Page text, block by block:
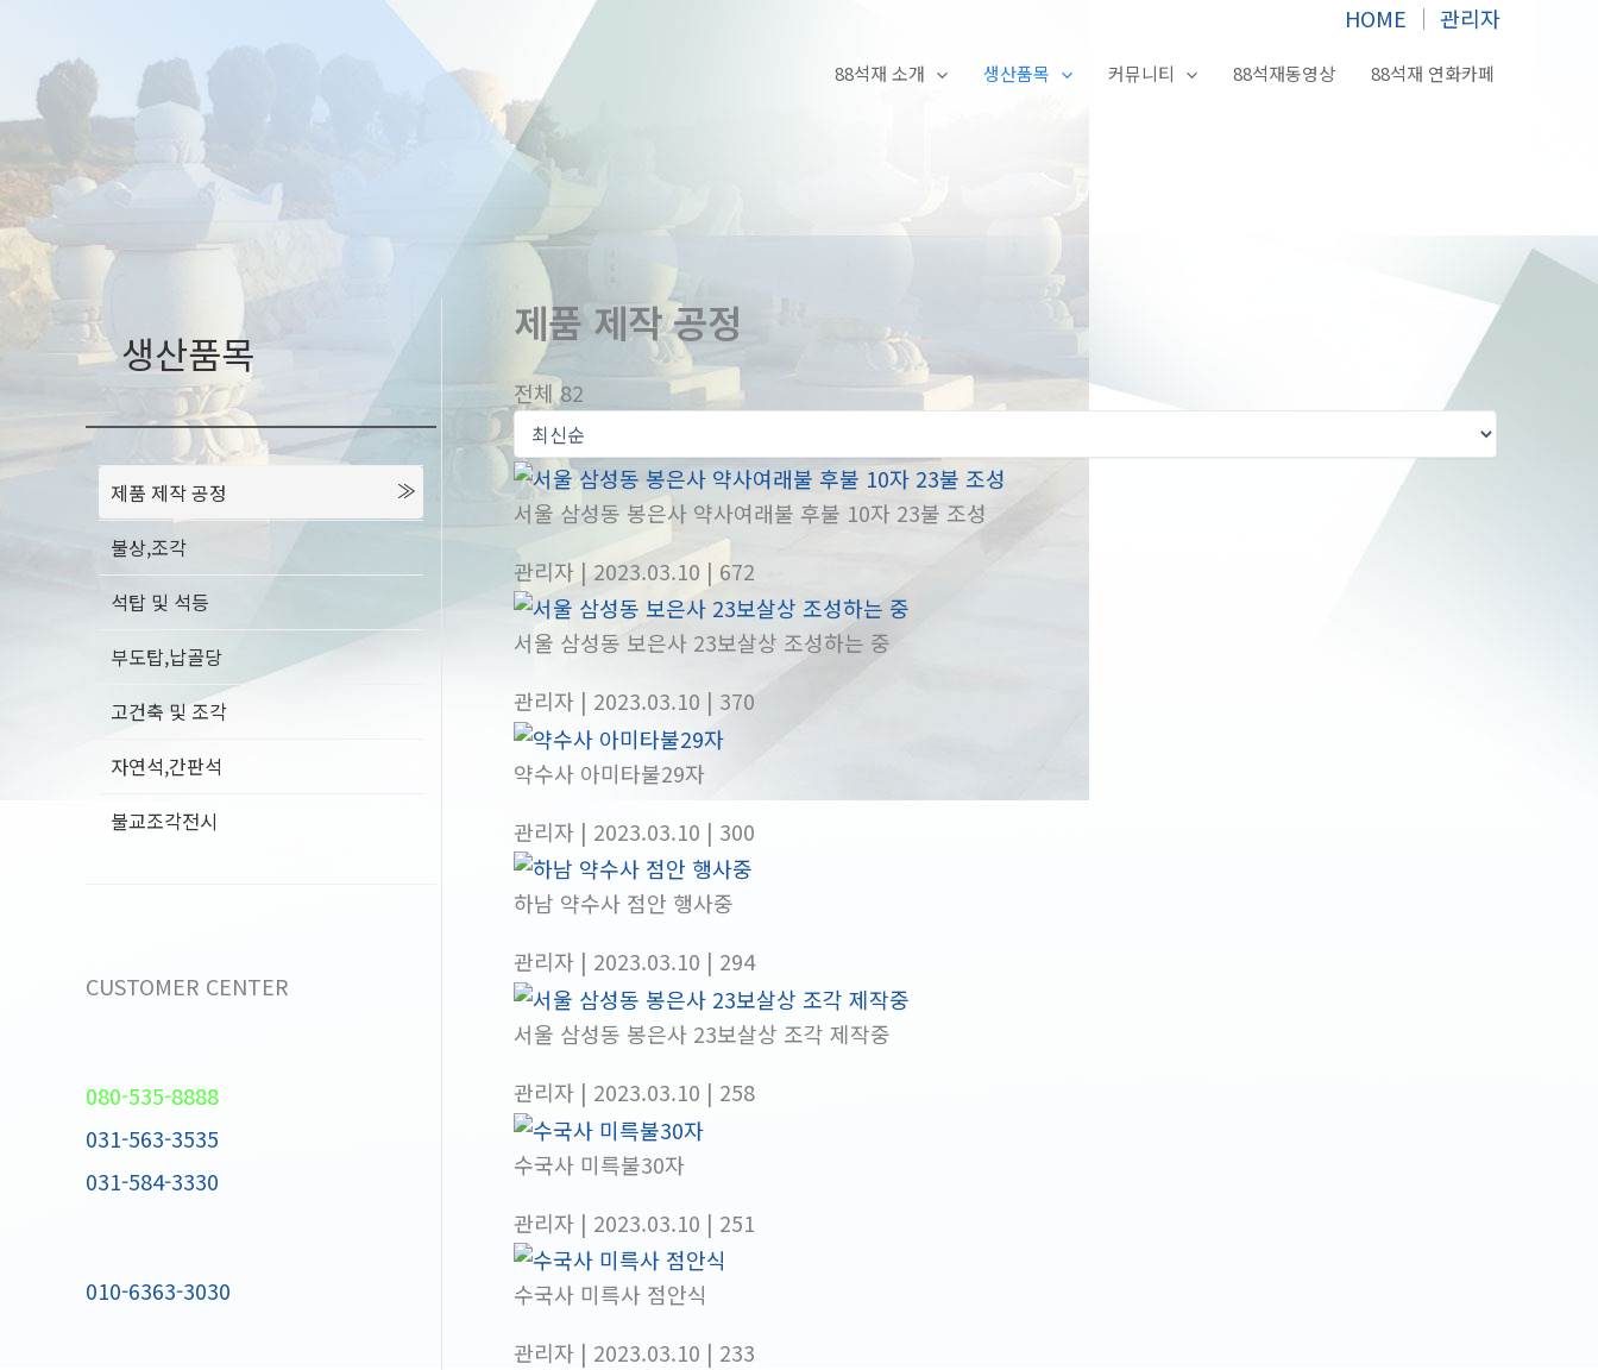
로
뛰
HOME │ 관리자
88석재 소개 생산품목 커뮤니티 88석재동영상 88석재 연화카페
생산품목
제품 제작 공정
불상,조각
석탑 및 석등
부도탑,납골당
고건축 및 조각
자연석,간판석
불교조각전시
CUSTOMER CENTER
080-535-8888
031-563-3535
031-584-3330
010-6363-3030
제품 제작 공정
전체 82
서울 삼성동 봉은사 약사여래불 후불 10자 23불 조성
관리자 | 2023.03.10 | 672
서울 삼성동 보은사 23보살상 조성하는 중
관리자 | 2023.03.10 | 370
약수사 아미타불29자
관리자 | 2023.03.10 | 300
하남 약수사 점안 행사중
관리자 | 2023.03.10 | 294
서울 삼성동 봉은사 23보살상 조각 제작중
관리자 | 2023.03.10 | 258
수국사 미륵불30자
관리자 | 2023.03.10 | 251
수국사 미륵사 점안식
관리자 | 2023.03.10 | 233